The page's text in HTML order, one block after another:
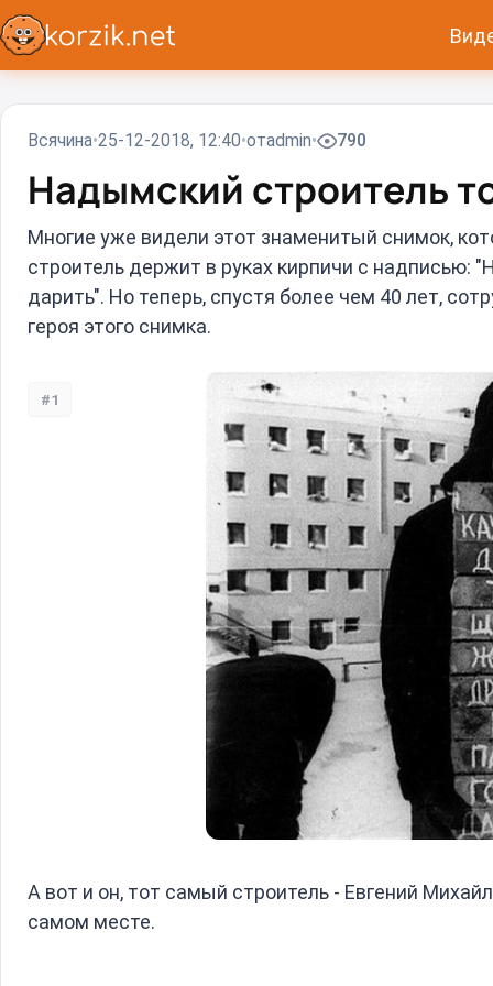
Всячина 25-12-2018, 12:40 отadmin 790
Надымский строитель
Многие уже видели этот знаменитый снимок,
строитель держит в руках кирпичи с
дарить". Но теперь, спустя более чем 40 лет,
героя этого снимка.
#1
А вот и он, тот самый строитель - Евгений
самом месте.